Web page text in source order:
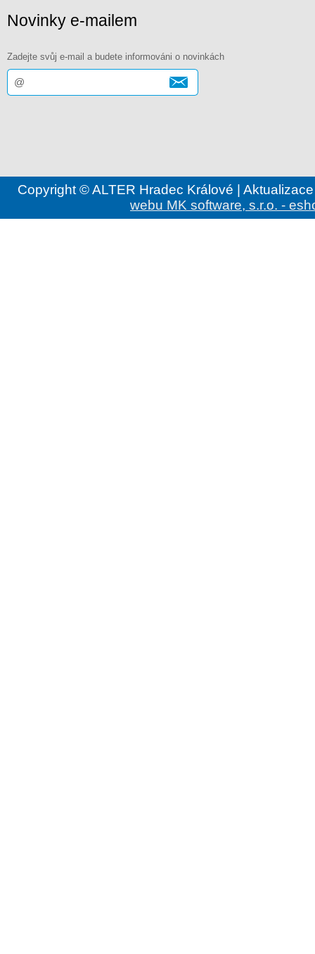
Novinky e-mailem
Zadejte svůj e-mail a budete informováni o novinkách
Copyright © ALTER Hradec Králové |
webu MK software, s.r.o. -